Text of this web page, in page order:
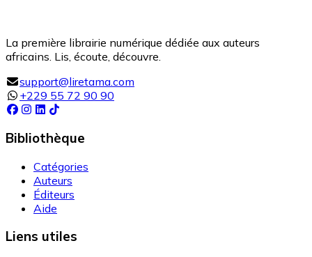
La première librairie numérique dédiée aux auteurs
africains. Lis, écoute, découvre.
support@liretama.com
+229 55 72 90 90
Bibliothèque
Catégories
Auteurs
Éditeurs
Aide
Liens utiles